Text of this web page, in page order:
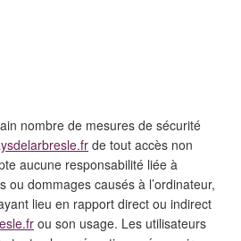
nombre de mesures de sécurité
de tout accès non
aucune responsabilité liée à
ou dommages causés à l’ordinateur,
lieu en rapport direct ou indirect
ou son usage. Les utilisateurs